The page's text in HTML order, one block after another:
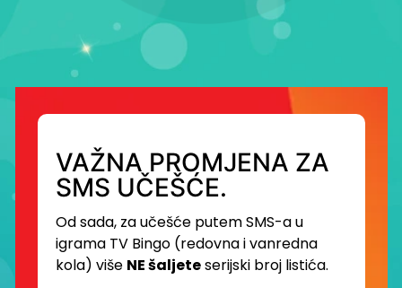
VAŽNA PROMJENA ZA
SMS UČEŠĆE.
Od sada, za učešće putem SMS-a u
igrama TV Bingo (redovna i vanredna
kola) više NE šaljeteserijski broj listića.